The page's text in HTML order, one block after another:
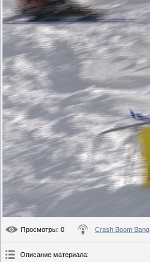
Просмотры: 0 Crash Boom Bang
Описание материала: